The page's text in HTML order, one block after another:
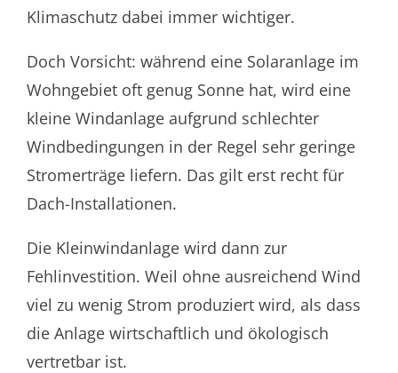
Klimaschutz dabei immer wichtiger.
Doch Vorsicht: während eine Solaranlage im
Wohngebiet oft genug Sonne hat, wird eine
kleine Windanlage aufgrund schlechter
Windbedingungen in der Regel sehr geringe
Stromerträge liefern. Das gilt erst recht für
Dach-Installationen.
Die Kleinwindanlage wird dann zur
Fehlinvestition. Weil ohne ausreichend Wind
viel zu wenig Strom produziert wird, als dass
die Anlage wirtschaftlich und ökologisch
vertretbar ist.